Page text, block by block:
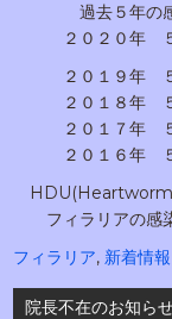
過去５年の感
２０２０年 ５
２０１９年 ５
２０１８年 ５
２０１７年 ５
２０１６年 ５
HDU(Heartworm
フィラリアの感染
フィラリア, 新着情報
投
院長不在のお知ら